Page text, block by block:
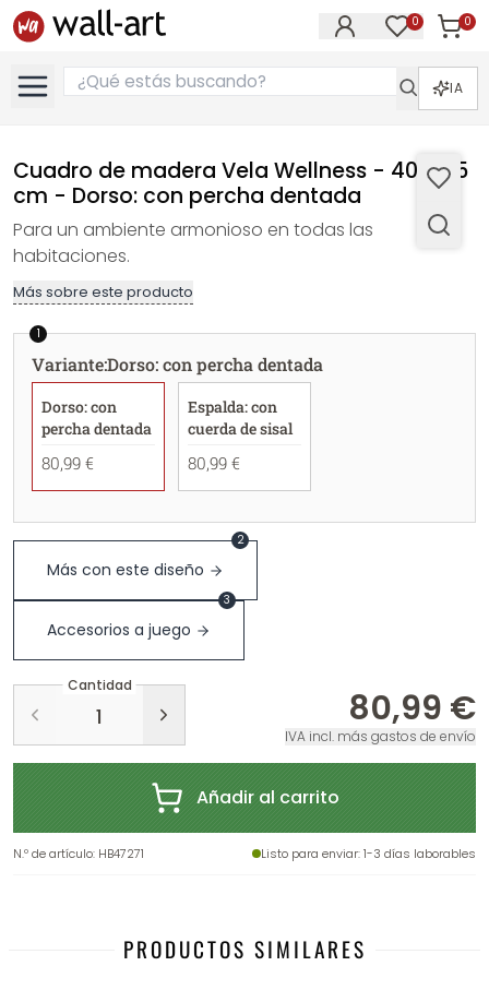
0 0
IA
Cuadro de madera Vela Wellness - 40x41,5
cm - Dorso: con percha dentada
Para un ambiente armonioso en todas las
habitaciones.
Más sobre este producto
1
Variante:Dorso: con percha dentada
Dorso: con
percha dentada
80,99 €
Espalda: con
cuerda de sisal
80,99 €
Más con este diseño
2
Accesorios a juego
3
Cantidad
80,99 €
IVA incl. más gastos de envío
Añadir al carrito
N.º de artículo: HB47271 Listo para enviar: 1-3 días laborables
PRODUCTOS SIMILARES